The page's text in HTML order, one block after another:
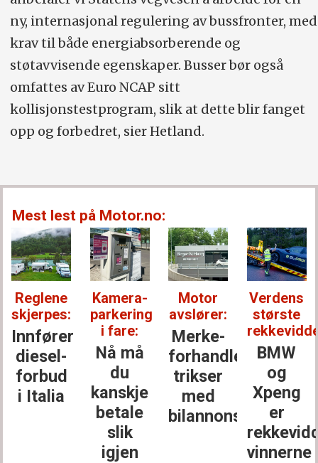
ny, internasjonal regulering av bussfronter, med
krav til både energiabsorberende og
støtavvisende egenskaper. Busser bør også
omfattes av Euro NCAP sitt
kollisjonstestprogram, slik at dette blir fanget
opp og forbedret, sier Hetland.
Mest lest på Motor.no:
Reglene
skjerpes:
Innfører
diesel­
forbud
i Italia
Kamera-
parkering
i fare:
Nå må
du
kanskje
betale
slik
igjen
Motor
avslører:
Merke­
forhandler
trikser
med
bilannonser
Verdens
største
BMW
og
Xpeng
er
vinnerne